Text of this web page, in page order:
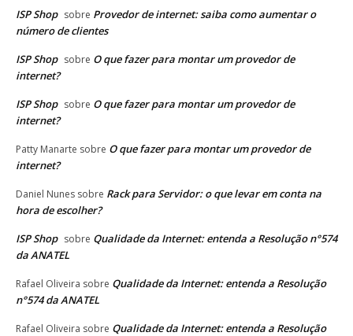
ISP Shop sobre Provedor de internet: saiba como aumentar o
número de clientes
ISP Shop sobre O que fazer para montar um provedor de
internet?
ISP Shop sobre O que fazer para montar um provedor de
internet?
Patty Manarte sobre O que fazer para montar um provedor de
internet?
Daniel Nunes sobre Rack para Servidor: o que levar em conta na
hora de escolher?
ISP Shop sobre Qualidade da Internet: entenda a Resolução n°574
da ANATEL
Rafael Oliveira sobre Qualidade da Internet: entenda a Resolução
n°574 da ANATEL
Rafael Oliveira sobre Qualidade da Internet: entenda a Resolução